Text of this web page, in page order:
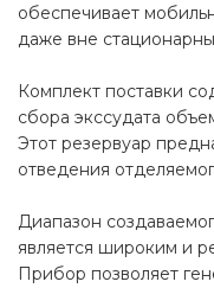
обеспечивает
даже вне
Комплект поставки
сбора экссудата
Этот резервуар
отведения
Диапазон
является широким и
Прибор позволяет